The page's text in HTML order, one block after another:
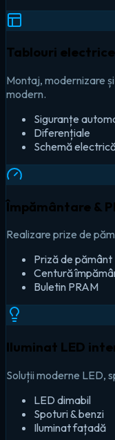
Tablouri electrice
Montaj, modernizare
modern.
Siguranțe
Diferențiale
Schemă
Împământare &
Realizare prize de
Priză de pământ
Centură
Buletin PRAM
Iluminat LED
Soluții moderne LED,
LED dimabil
Spoturi & benzi
Iluminat fațadă